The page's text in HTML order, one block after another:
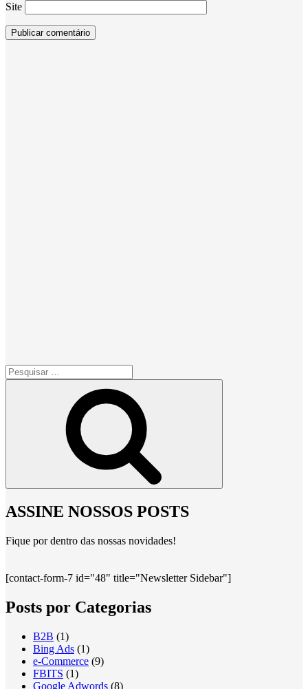
Site
Pesquisar
por:
ASSINE NOSSOS POSTS
Fique por dentro das nossas novidades!
[contact-form-7 id="48" title="Newsletter Sidebar"]
Posts por Categorias
B2B (1)
Bing Ads (1)
e-Commerce (9)
FBITS (1)
Google Adwords (8)